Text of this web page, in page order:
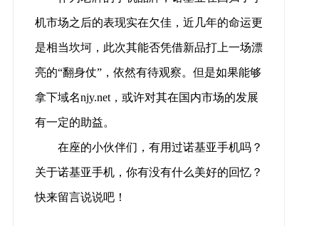
机市场之后的表现实在欠佳，近几年的命运更
是相当坎坷，此次其能否凭借新品打上一场漂
亮的“翻身仗”，依然有待观察。但是如果能够
拿下域名njy.net，或许对其在国内市场的发展
有一定的助益。
在座的小伙伴们，有用过诺基亚手机吗？
关于诺基亚手机，你有没有什么美好的回忆？
快来留言说说吧！